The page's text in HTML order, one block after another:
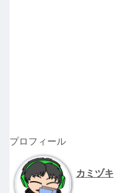
プロフィール
カミヅキ